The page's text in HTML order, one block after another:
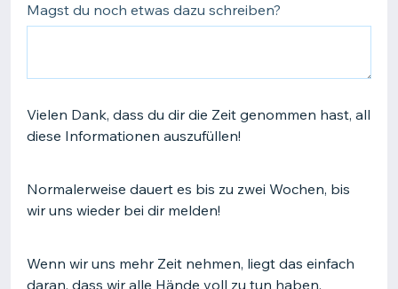
Magst du noch etwas dazu schreiben?
Vielen Dank, dass du dir die Zeit genommen hast, all
diese Informationen auszufüllen!
Normalerweise dauert es bis zu zwei Wochen, bis
wir uns wieder bei dir melden!
Wenn wir uns mehr Zeit nehmen, liegt das einfach
daran, dass wir alle Hände voll zu tun haben.